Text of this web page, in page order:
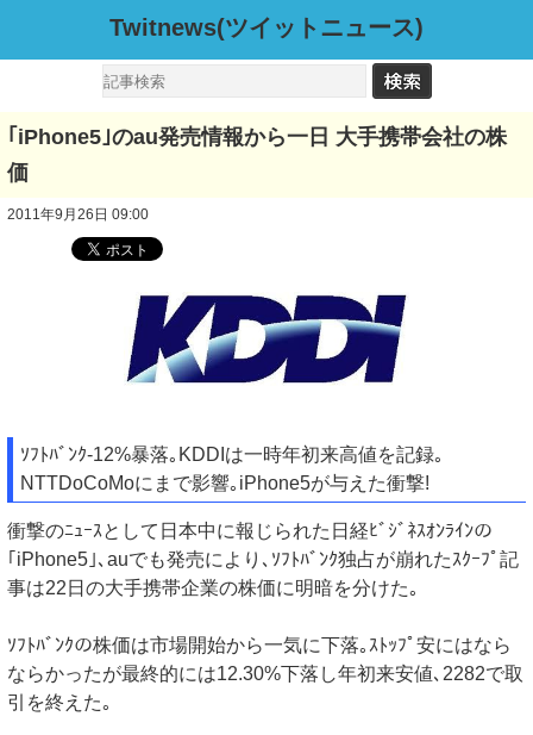
Twitnews(ツイットニュース)
｢iPhone5｣のau発売情報から一日 大手携帯会社の株
価
2011年9月26日 09:00
ｿﾌﾄﾊﾞﾝｸ-12%暴落｡KDDIは一時年初来高値を記録｡
NTTDoCoMoにまで影響｡iPhone5が与えた衝撃!
衝撃のﾆｭｰｽとして日本中に報じられた日経ﾋﾞｼﾞﾈｽｵﾝﾗｲﾝの
｢iPhone5｣､auでも発売により､ｿﾌﾄﾊﾞﾝｸ独占が崩れたｽｸｰﾌﾟ記
事は22日の大手携帯企業の株価に明暗を分けた｡
ｿﾌﾄﾊﾞﾝｸの株価は市場開始から一気に下落｡ｽﾄｯﾌﾟ安にはなら
ならかったが最終的には12.30%下落し年初来安値､2282で取
引を終えた｡